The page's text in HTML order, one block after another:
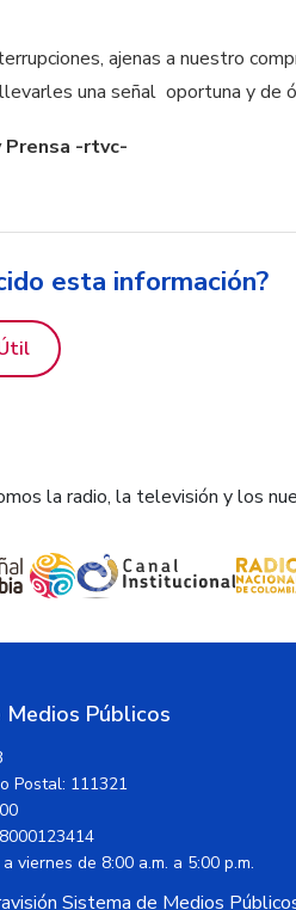
ajenas a nuestro
una señal oportuna y de
Prensa -rtvc-
esta información?
la radio, la televisión y los
Medios Públicos
Postal: 111321
viernes de 8:00 a.m. a 5:00 p.m.
Sistema de Medios